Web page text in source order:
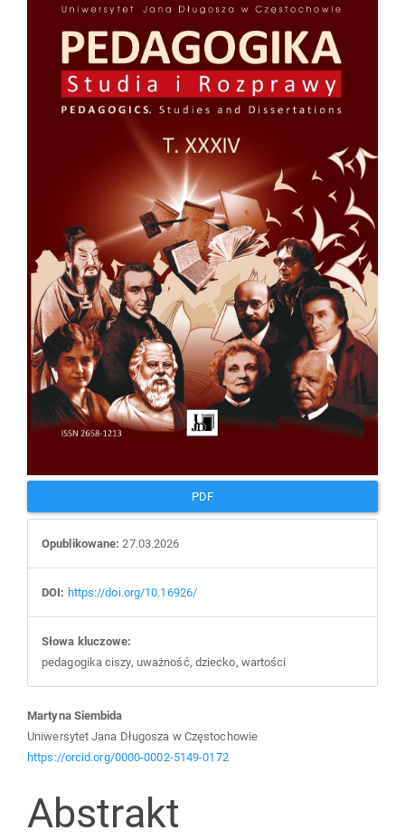
Sidebar
PDF
Opublikowane: 27.03.2026
DOI: https://doi.org/10.16926/
Słowa kluczowe:
pedagogika ciszy, uważność, dziecko, wartości
Main
Article
Content
Martyna Siembida
Uniwersytet Jana Długosza w Częstochowie
https://orcid.org/0000-0002-5149-0172
Abstrakt